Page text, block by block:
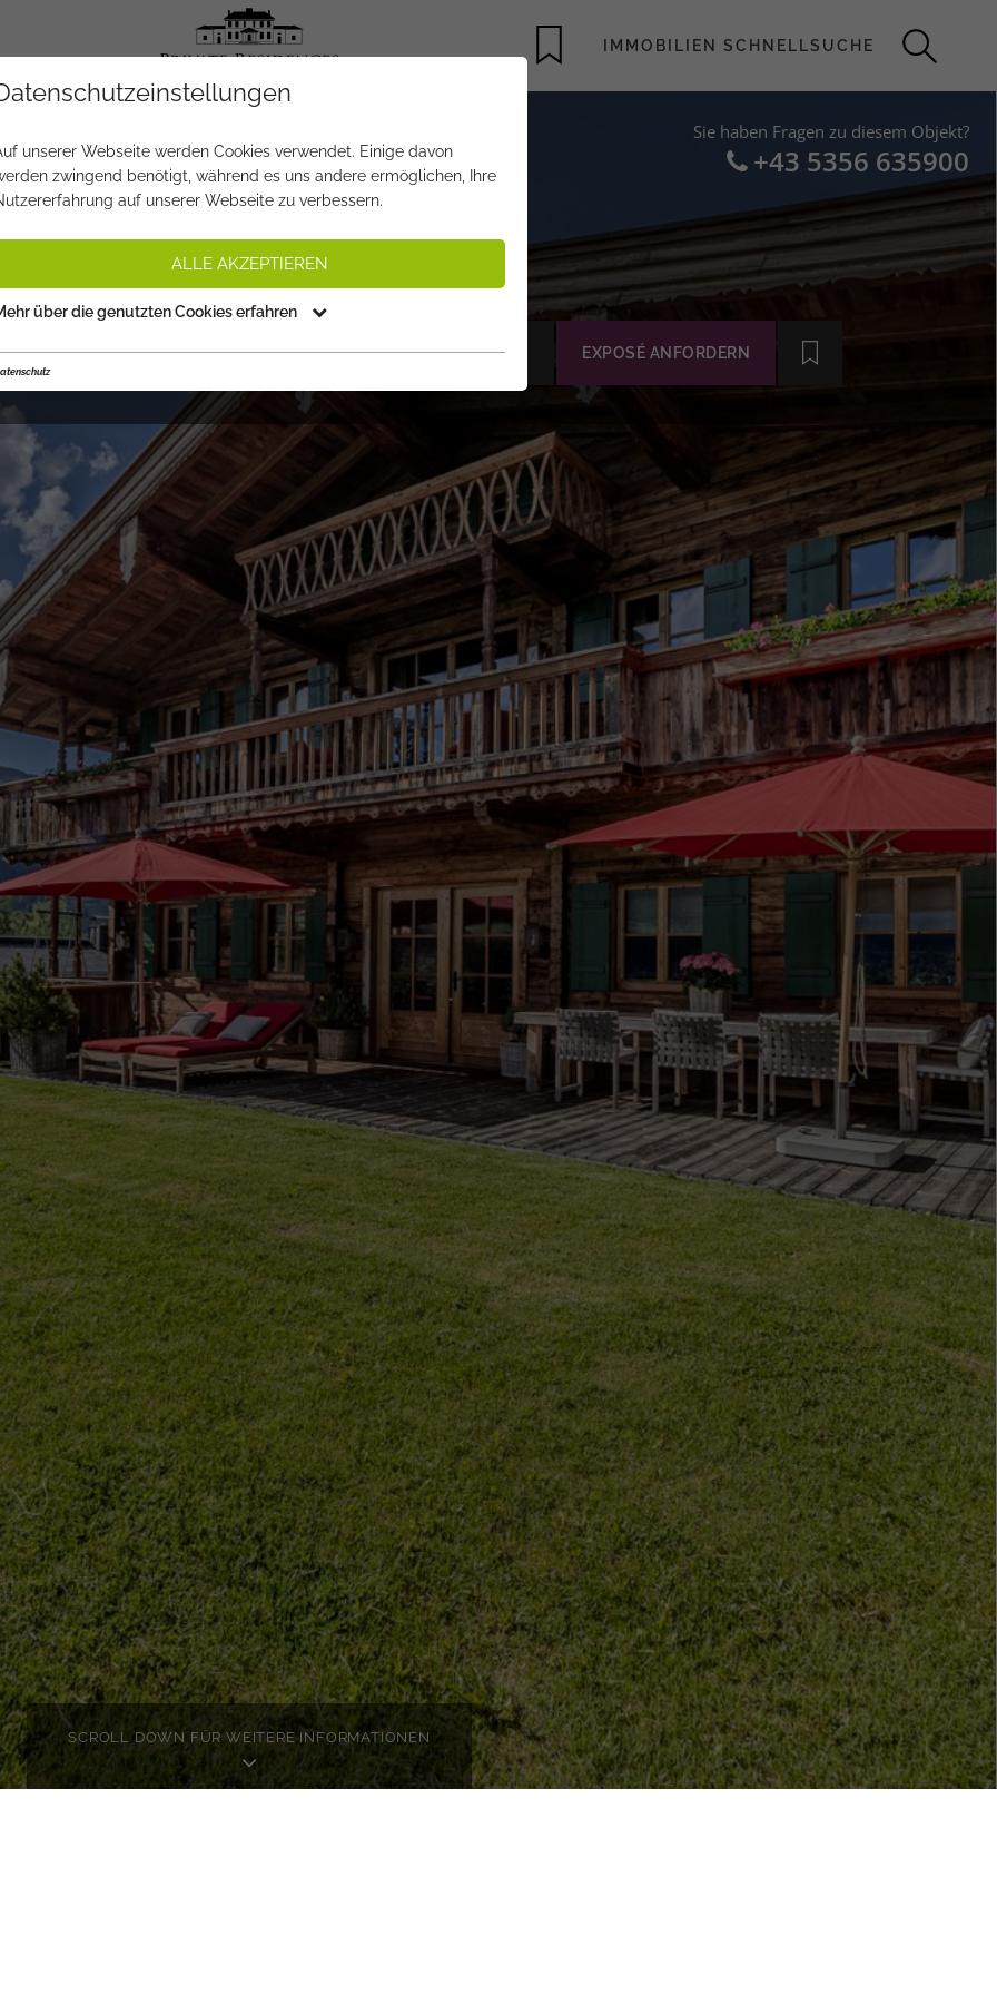
Sie haben Fragen zu diesem Objekt?
+43 5356 635900
OBJEKT NR.FA778
THE ‘HAUSERHOF’
auf Anfrage
& HIGHLIGHTS SHORTFACTS BESICHTIGUNGSTERMIN EXPOSÉ ANFORDERN
SCROLL DOWN FÜR WEITERE INFORMATIONEN
unserer Webseite werden Cookies verwendet. Einige davon
zwingend benötigt, während es uns andere ermöglichen, Ihre
auf unserer Webseite zu verbessern.
ALLE AKZEPTIEREN
über die genutzten Cookies erfahren